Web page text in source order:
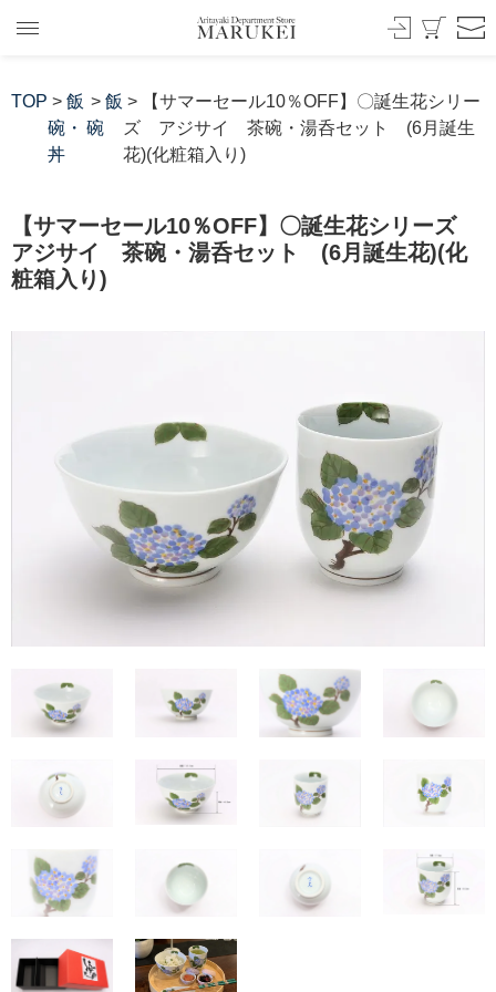
TOP > 飯
碗・
丼
>飯
碗
> 【サマーセール10％OFF】〇誕生花シリー
ズ アジサイ 茶碗・湯呑セット (6月誕生
花)(化粧箱入り)
【サマーセール10％OFF】〇誕生花シリーズ
アジサイ 茶碗・湯呑セット (6月誕生花)(化
粧箱入り)